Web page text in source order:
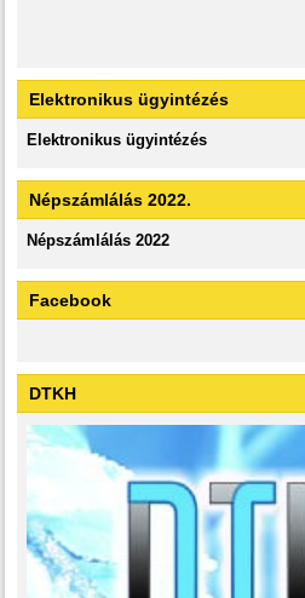
Elektronikus ügyintézés
Elektronikus ügyintézés
Népszámlálás 2022.
Népszámlálás 2022
Facebook
DTKH